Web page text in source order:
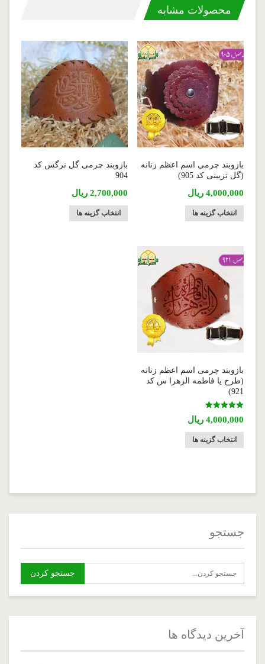
محصولات مشابه
بازوبند چرمی اسم اعظم زنانه
(گل تزیینی کد 905)
4,000,000 ریال
انتخاب گزینه ها
بازوبند چرمی گل نرگس کد
904
2,700,000 ریال
انتخاب گزینه ها
بازوبند چرمی اسم اعظم زنانه
(طرح یا فاطمه الزهرا س کد
921)
نمره
5.00
4,000,000 ریال
انتخاب گزینه ها
جستجو
آخرین دیدگاه ها